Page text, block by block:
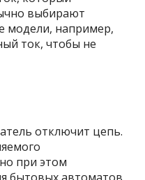
выбирают
модели, например,
ток, чтобы не
отключит цепь.
при этом